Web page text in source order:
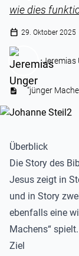
wie dies
calendar_today 29. Oktober 2025
Jeremias
“jünger
Überblick
Die Story des
Jesus zeigt in
und in Story
ebenfalls eine
Machens“ spielt.
Ziel